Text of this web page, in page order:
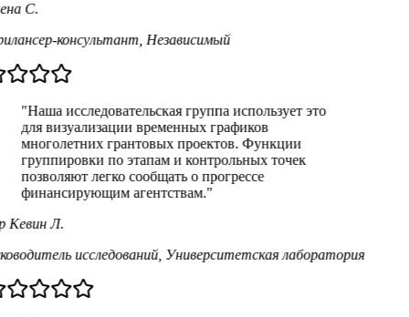
С.
консультант, Независимый
"Наша исследовательская группа использует это
для визуализации временных графиков
многолетних грантовых проектов. Функции
группировки по этапам и контрольных точек
позволяют легко сообщать о прогрессе
финансирующим агентствам."
Кевин Л.
исследований, Университетская лаборатория